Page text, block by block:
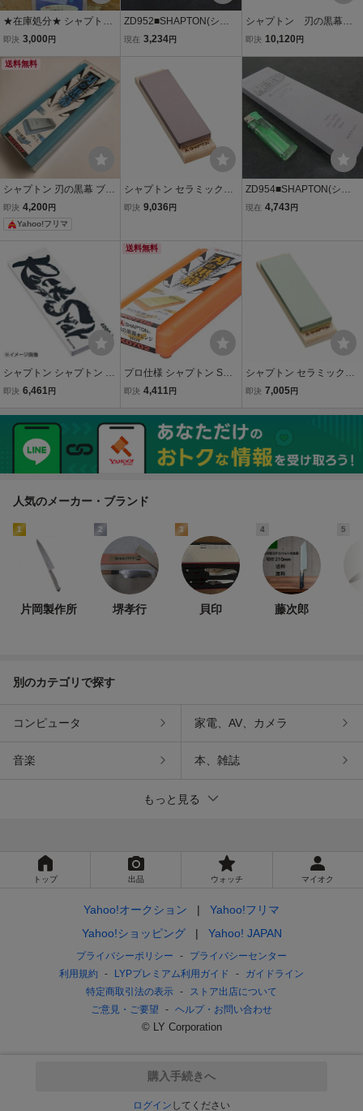
★在庫処分★ シャプトン
セラミック砥石 M5シリ
(中荒砥石) S1602
即決 3,000 円
ZD952■SHAPTON(シャ
プトン) セラミック砥石
現在 3,234円
シャプトン 刃の黒幕 2
個セット オレンジ＃100
上砥 セラミック砥石
即決 10,120 円
送料無料
シャプトン 刃の黒幕 ブル
ー 中砥 #1500 K0707 セ
ラミック砥石
即決 4,200 円
Yahoo!フリマ
シャプトン セラミック砥
石 M15 #5000 仕上砥 エ
即決 9,036 円
ZD954■SHAPTON(シャ
プトン) セラミック砥石
現在 4,743 円
シャプトン シャプトン セ
ラミック砥石 ロックスタ
即決 6,461円
送料無料
プロ仕様 シャプトン SHA
PTN 刃の黒幕 セラミック
00 小型便 在庫
即決 4,411円
シャプトン セラミック砥
石 M15 #2000 中仕上砥
即決 7,005円
人気のメーカー・ブランド
1
片岡製作所
2
堺孝行
3
貝印
4
藤次郎
5
別のカテゴリで探す
コンピュータ 家電、AV、カメラ
音楽 本、雑誌
もっと見る
購入手続きへ
ログイン してください
トップ 出品 ウォッチ マイオク
Yahoo!オークション
Yahoo!フリマ
Yahoo!ショッピング
Yahoo! JAPAN
プライバシーポリシー
プライバシーセンター
利用規約
LYPプレミアム利用ガイド
ガイドライン
特定商取引法の表示
ストア出店について
ご意見・ご要望
ヘルプ・お問い合わせ
© LY Corporation